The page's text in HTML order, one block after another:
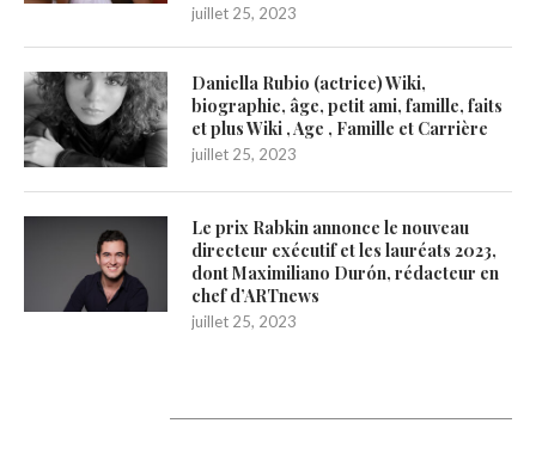
juillet 25, 2023
Daniella Rubio (actrice) Wiki,
biographie, âge, petit ami, famille, faits
et plus Wiki , Age , Famille et Carrière
juillet 25, 2023
Le prix Rabkin annonce le nouveau
directeur exécutif et les lauréats 2023,
dont Maximiliano Durón, rédacteur en
chef d’ARTnews
juillet 25, 2023